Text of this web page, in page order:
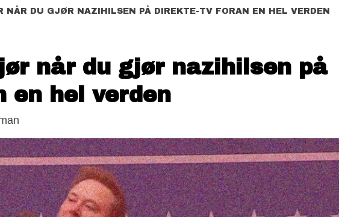
NÅR DU GJØR NAZIHILSEN PÅ DIREKTE-TV FORAN EN HEL VERDEN
når du gjør nazihilsen på
en hel verden